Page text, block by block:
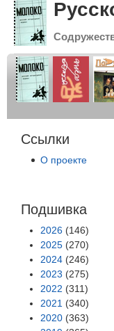
Ссылки
О проекте
Подшивка
2026 (146)
2025 (270)
2024 (246)
2023 (275)
2022 (311)
2021 (340)
2020 (363)